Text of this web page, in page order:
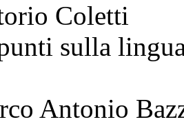
Coletti
sulla
Antonio